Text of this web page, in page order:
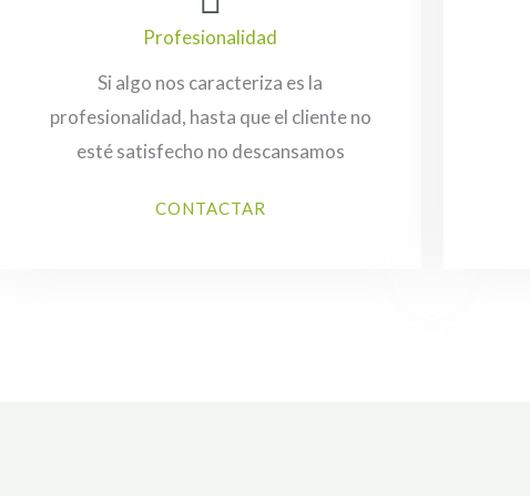
Profesionalidad
Si algo nos caracteriza es la
profesionalidad, hasta que el cliente no
esté satisfecho no descansamos
CONTACTAR